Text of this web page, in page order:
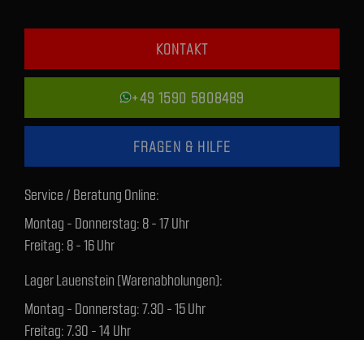
KONTAKT
+49 1590 5808489
FRAGEN & HILFE
Service / Beratung Online:
Montag - Donnerstag: 8 - 17 Uhr
Freitag: 8 - 16 Uhr
Lager Lauenstein (Warenabholungen):
Montag - Donnerstag: 7.30 - 15 Uhr
Freitag: 7.30 - 14 Uhr